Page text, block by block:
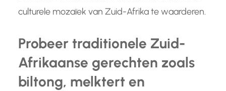
culturele mozaïek van Zuid-Afrika te waarderen.
Probeer traditionele Zuid-
Afrikaanse gerechten zoals
biltong, melktert en